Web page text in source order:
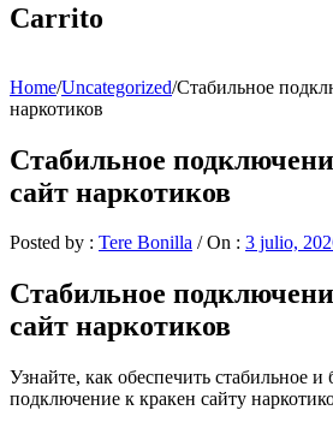
Carrito
Home/Uncategorized/Стабильное
наркотиков
Стабильное
сайт наркотиков
Posted by : Tere Bonilla / On : 3 julio,
Стабильное
сайт наркотиков
Узнайте, как обеспечить стабильное и
подключение к кракен сайту